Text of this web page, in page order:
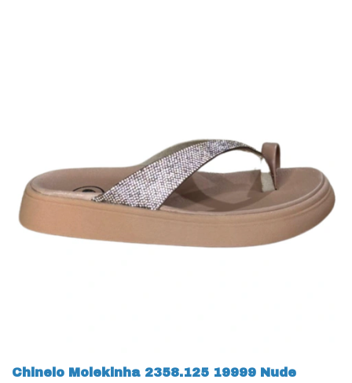
Chinelo Molekinha 2358.125 19999 Nude